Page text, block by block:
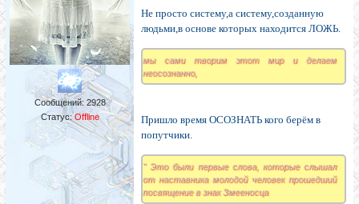
Сообщений: 2928
Статус:Offline
Не просто систему,а систему,созданную
людьми,в основе которых находится ЛОЖЬ.
мы сами творим этот мир и делаем
неосознанно,
Пришло время ОСОЗНАТЬ кого берём в
попутчики.
" Это были первые слова, которые слышал
от наставника молодой человек прошедший
посвящение в знак Змееносца